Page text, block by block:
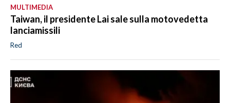
MULTIMEDIA
Taiwan, il presidente Lai sale sulla motovedetta
lanciamissili
Red